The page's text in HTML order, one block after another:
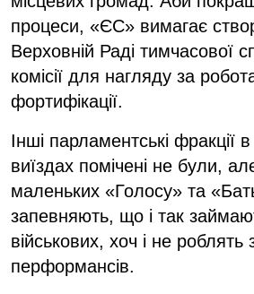
процеси, «ЄС» вимагає
Верховній Раді тимчасової
комісії для нагляду за
фортифікації.
Інші парламентські фракції
виїздах помічені не були,
маленьких «Голосу» та
запевняють, що і так
військових, хоч і не роблять
перформансів.